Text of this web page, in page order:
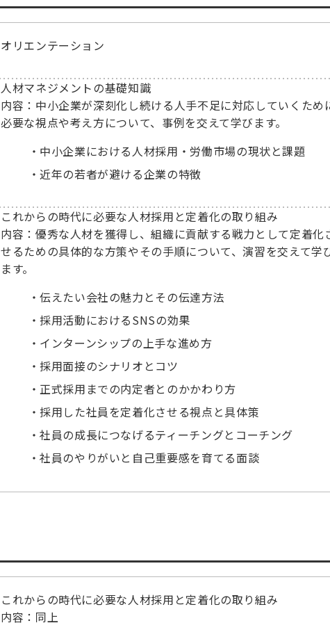
オリエンテーション
人材マネジメントの基礎知識
内容：中小企業が深刻化し続ける人手不足に対応していくため
必要な視点や考え方について、事例を交えて学びます。
中小企業における人材採用・労働市場の現状と課題
近年の若者が避ける企業の特徴
これからの時代に必要な人材採用と定着化の取り組み
内容：優秀な人材を獲得し、組織に貢献する戦力として定着化
せるための具体的な方策やその手順について、演習を交えて学
ます。
伝えたい会社の魅力とその伝達方法
採用活動におけるSNSの効果
インターンシップの上手な進め方
採用面接のシナリオとコツ
正式採用までの内定者とのかかわり方
採用した社員を定着化させる視点と具体策
社員の成長につなげるティーチングとコーチング
社員のやりがいと自己重要感を育てる面談
これからの時代に必要な人材採用と定着化の取り組み
内容：同上